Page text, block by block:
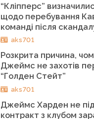
“Кліпперс”
щодо перебування
команді після
aks701
Розкрита причина,
Джеймс не захотів
“Голден Стейт”
aks701
Джеймс Харден не
контракт з клубом